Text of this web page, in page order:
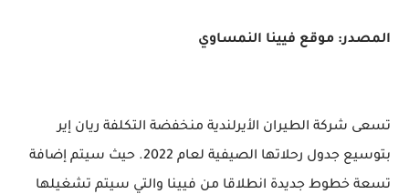
المصدر: موقع فيينا النمساوي
تسعى شركة الطيران الأيرلندية منخفضة التكلفة ريان إير
بتوسيع جدول رحلاتها الصيفية لعام 2022. حيث سيتم إضافة
تسعة خطوط جديدة انطلاقا من فيينا والتي سيتم تشغيلها